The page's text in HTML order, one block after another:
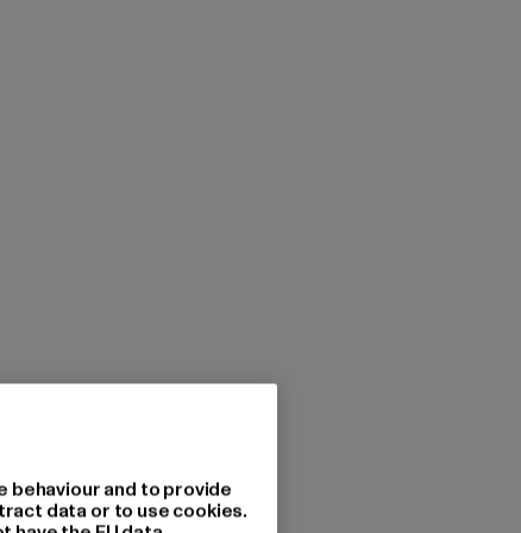
behaviour and to provide
data or to use cookies.